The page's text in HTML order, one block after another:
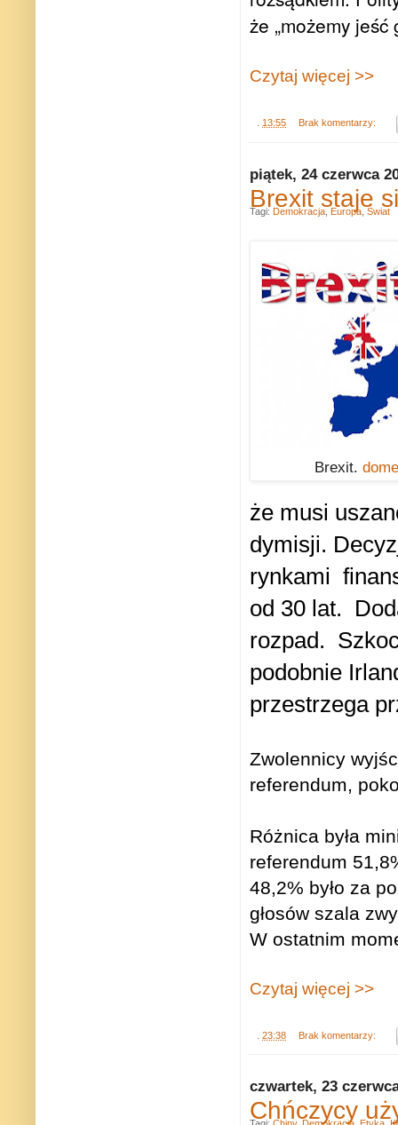
że „możemy
Czytaj więcej >>
13:55 Brak komentarzy:
piątek, 24 czerwca
Brexit staje
Brexit.
że musi
dymisji.
rynkami
od 30 lat.
rozpad.
podobnie
przestrzega
Zwolennicy
referendum,
Różnica była
referendum
48,2% było za
głosów szala
W ostatnim
Czytaj więcej >>
23:38 Brak komentarzy:
Tagi: Demokracja Europa Świat
czwartek, 23
Chńczycy